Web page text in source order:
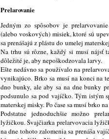
Prelarovanie
Jedným zo spôsobov je
(alebo voskových) misiek, ktoré sú
sa prenášajú z plástu do umelej
Na trhu sú rôzne, každý si musí nájsť
dôležité je, aby nepoškodzovala larvy.
Ešte nedávno sa používalo na
vynikajúco. Brko sa musí na konci na
dno bunky, ale aby sa na dne bunky
podsunulo sa pod vajíčko. Tým istým
materskej misky. Po čase sa musí brko
Podstatne jednoduchšie možno
lyžičkou. Švajčiarka prelarvovacia
na dne tohoto zalomenia sa prenáša